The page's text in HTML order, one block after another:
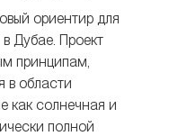
ориентир для
Дубае. Проект
принципам,
в области
как солнечная и
полной